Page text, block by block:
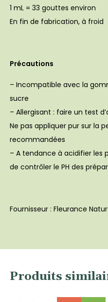
1 mL = 33 gouttes environ
En fin de fabrication, à froid
Précautions
– Incompatible avec la
sucre
– Allergisant : faire un test
Ne pas appliquer pur sur la
recommandées
– A tendance à acidifier les
de contrôler le PH des
Fournisseur : Fleurance
Produits